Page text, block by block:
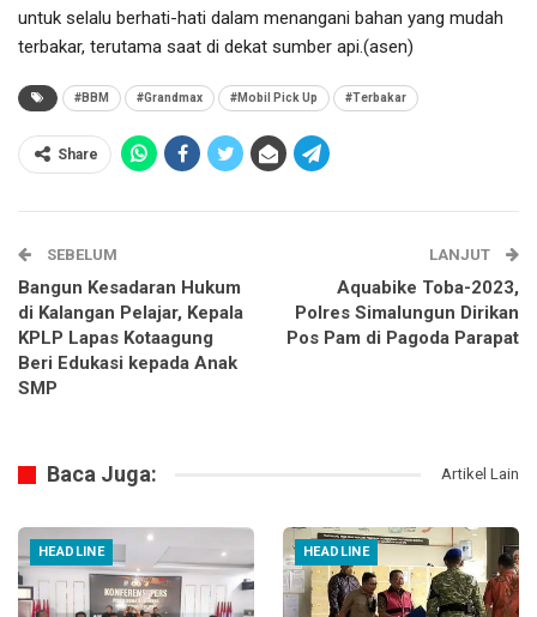
untuk selalu berhati-hati dalam menangani bahan yang mudah
terbakar, terutama saat di dekat sumber api.(asen)
#BBM #Grandmax #Mobil Pick Up #Terbakar
Share
SEBELUM
Bangun Kesadaran Hukum
di Kalangan Pelajar, Kepala
KPLP Lapas Kotaagung
Beri Edukasi kepada Anak
SMP
LANJUT
Aquabike Toba-2023,
Polres Simalungun Dirikan
Pos Pam di Pagoda Parapat
Baca Juga: Artikel Lain
HEADLINE HEADLINE